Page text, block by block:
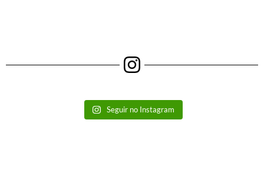
Seguir no Instagram